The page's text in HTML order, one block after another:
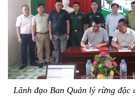
Lãnh đạo Ban Quản lý rừng đặc